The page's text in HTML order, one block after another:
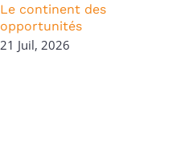
Le continent des
opportunités
21 Juil, 2026